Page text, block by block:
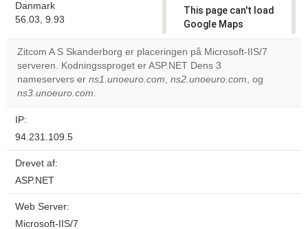
Danmark
56.03, 9.93
This page can't load
Google Maps
correctly.
Do you
own this
OK
Zitcom A S Skanderborg er placeringen på Microsoft-IIS/7
serveren. Kodningssproget er ASP.NET Dens 3
nameservers er ns1.unoeuro.com, ns2.unoeuro.com, og
ns3.unoeuro.com.
IP:
94.231.109.5
Drevet af:
ASP.NET
Web Server:
Microsoft-IIS/7